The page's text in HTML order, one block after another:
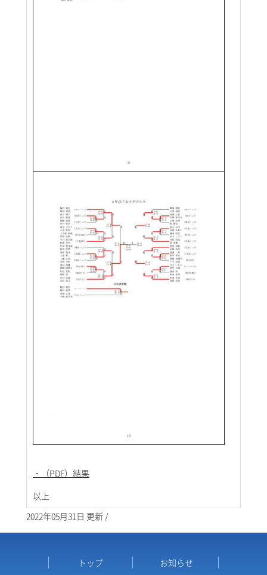
・（PDF）結果
以上
2022年05月31日 更新 /
トップ お知らせ